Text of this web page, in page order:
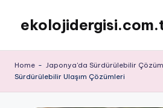
content
Home - Japonya'da Sürdürülebilir
Sürdürülebilir Ulaşım Çözümleri